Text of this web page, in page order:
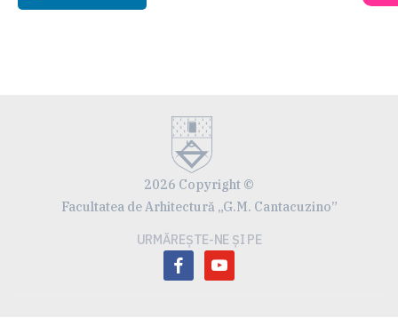
2026 Copyright ©
Facultatea de Arhitectură „G.M. Cantacuzino”
URMĂREȘTE-NE ȘI PE
facebookyoutube